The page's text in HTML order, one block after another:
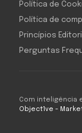
Com inteligência
Object1ve -
Política de
Política de
Princípios
Perguntas